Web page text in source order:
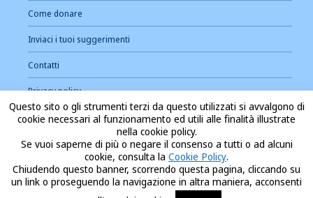
Come donare
Inviaci i tuoi suggerimenti
Contatti
Privacy policy
Cookie Policy
Questo sito o gli strumenti terzi da questo utilizzati si avvalgono di
cookie necessari al funzionamento ed utili alle finalità illustrate
nella cookie policy.
Se vuoi saperne di più o negare il consenso a tutti o ad alcuni
cookie, consulta la Cookie Policy.
Chiudendo questo banner, scorrendo questa pagina, cliccando su
un link o proseguendo la navigazione in altra maniera, acconsenti